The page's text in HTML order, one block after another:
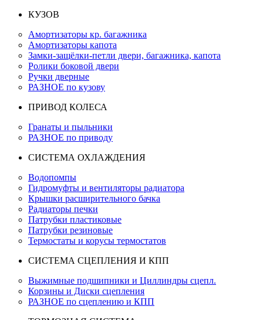
КУЗОВ
Амортизаторы кр. багажника
Амортизаторы капота
Замки-защёлки-петли двери, багажника, капота
Ролики боковой двери
Ручки дверные
РАЗНОЕ по кузову
ПРИВОД КОЛЕСА
Гранаты и пыльники
РАЗНОЕ по приводу
СИСТЕМА ОХЛАЖДЕНИЯ
Водопомпы
Гидромуфты и вентиляторы радиатора
Крышки расширительного бачка
Радиаторы печки
Патрубки пластиковые
Патрубки резиновые
Термостаты и корусы термостатов
СИСТЕМА СЦЕПЛЕНИЯ И КПП
Выжимные подшипники и Циллиндры сцепл.
Корзины и Диски сцепления
РАЗНОЕ по сцеплению и КПП